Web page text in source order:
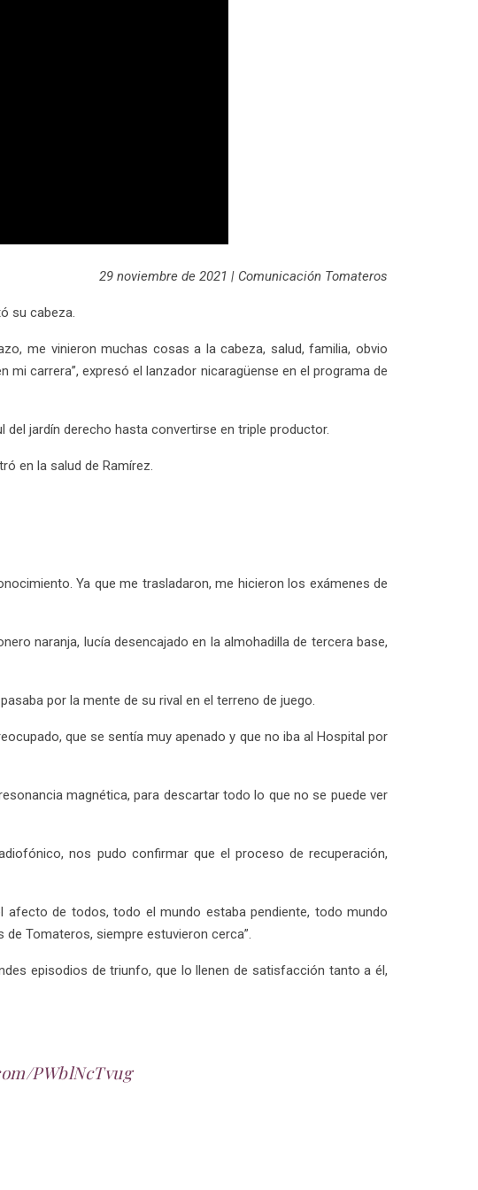
29 noviembre de 2021 | Comunicación Tomateros
su cabeza.
me vinieron muchas cosas a la cabeza, salud, familia, obvio
carrera”, expresó el lanzador nicaragüense en el programa de
jardín derecho hasta convertirse en triple productor.
en la salud de Ramírez.
Ya que me trasladaron, me hicieron los exámenes de
naranja, lucía desencajado en la almohadilla de tercera base,
por la mente de su rival en el terreno de juego.
que se sentía muy apenado y que no iba al Hospital por
magnética, para descartar todo lo que no se puede ver
nos pudo confirmar que el proceso de recuperación,
de todos, todo el mundo estaba pendiente, todo mundo
Tomateros, siempre estuvieron cerca”.
episodios de triunfo, que lo llenen de satisfacción tanto a él,
PWblNcTvug